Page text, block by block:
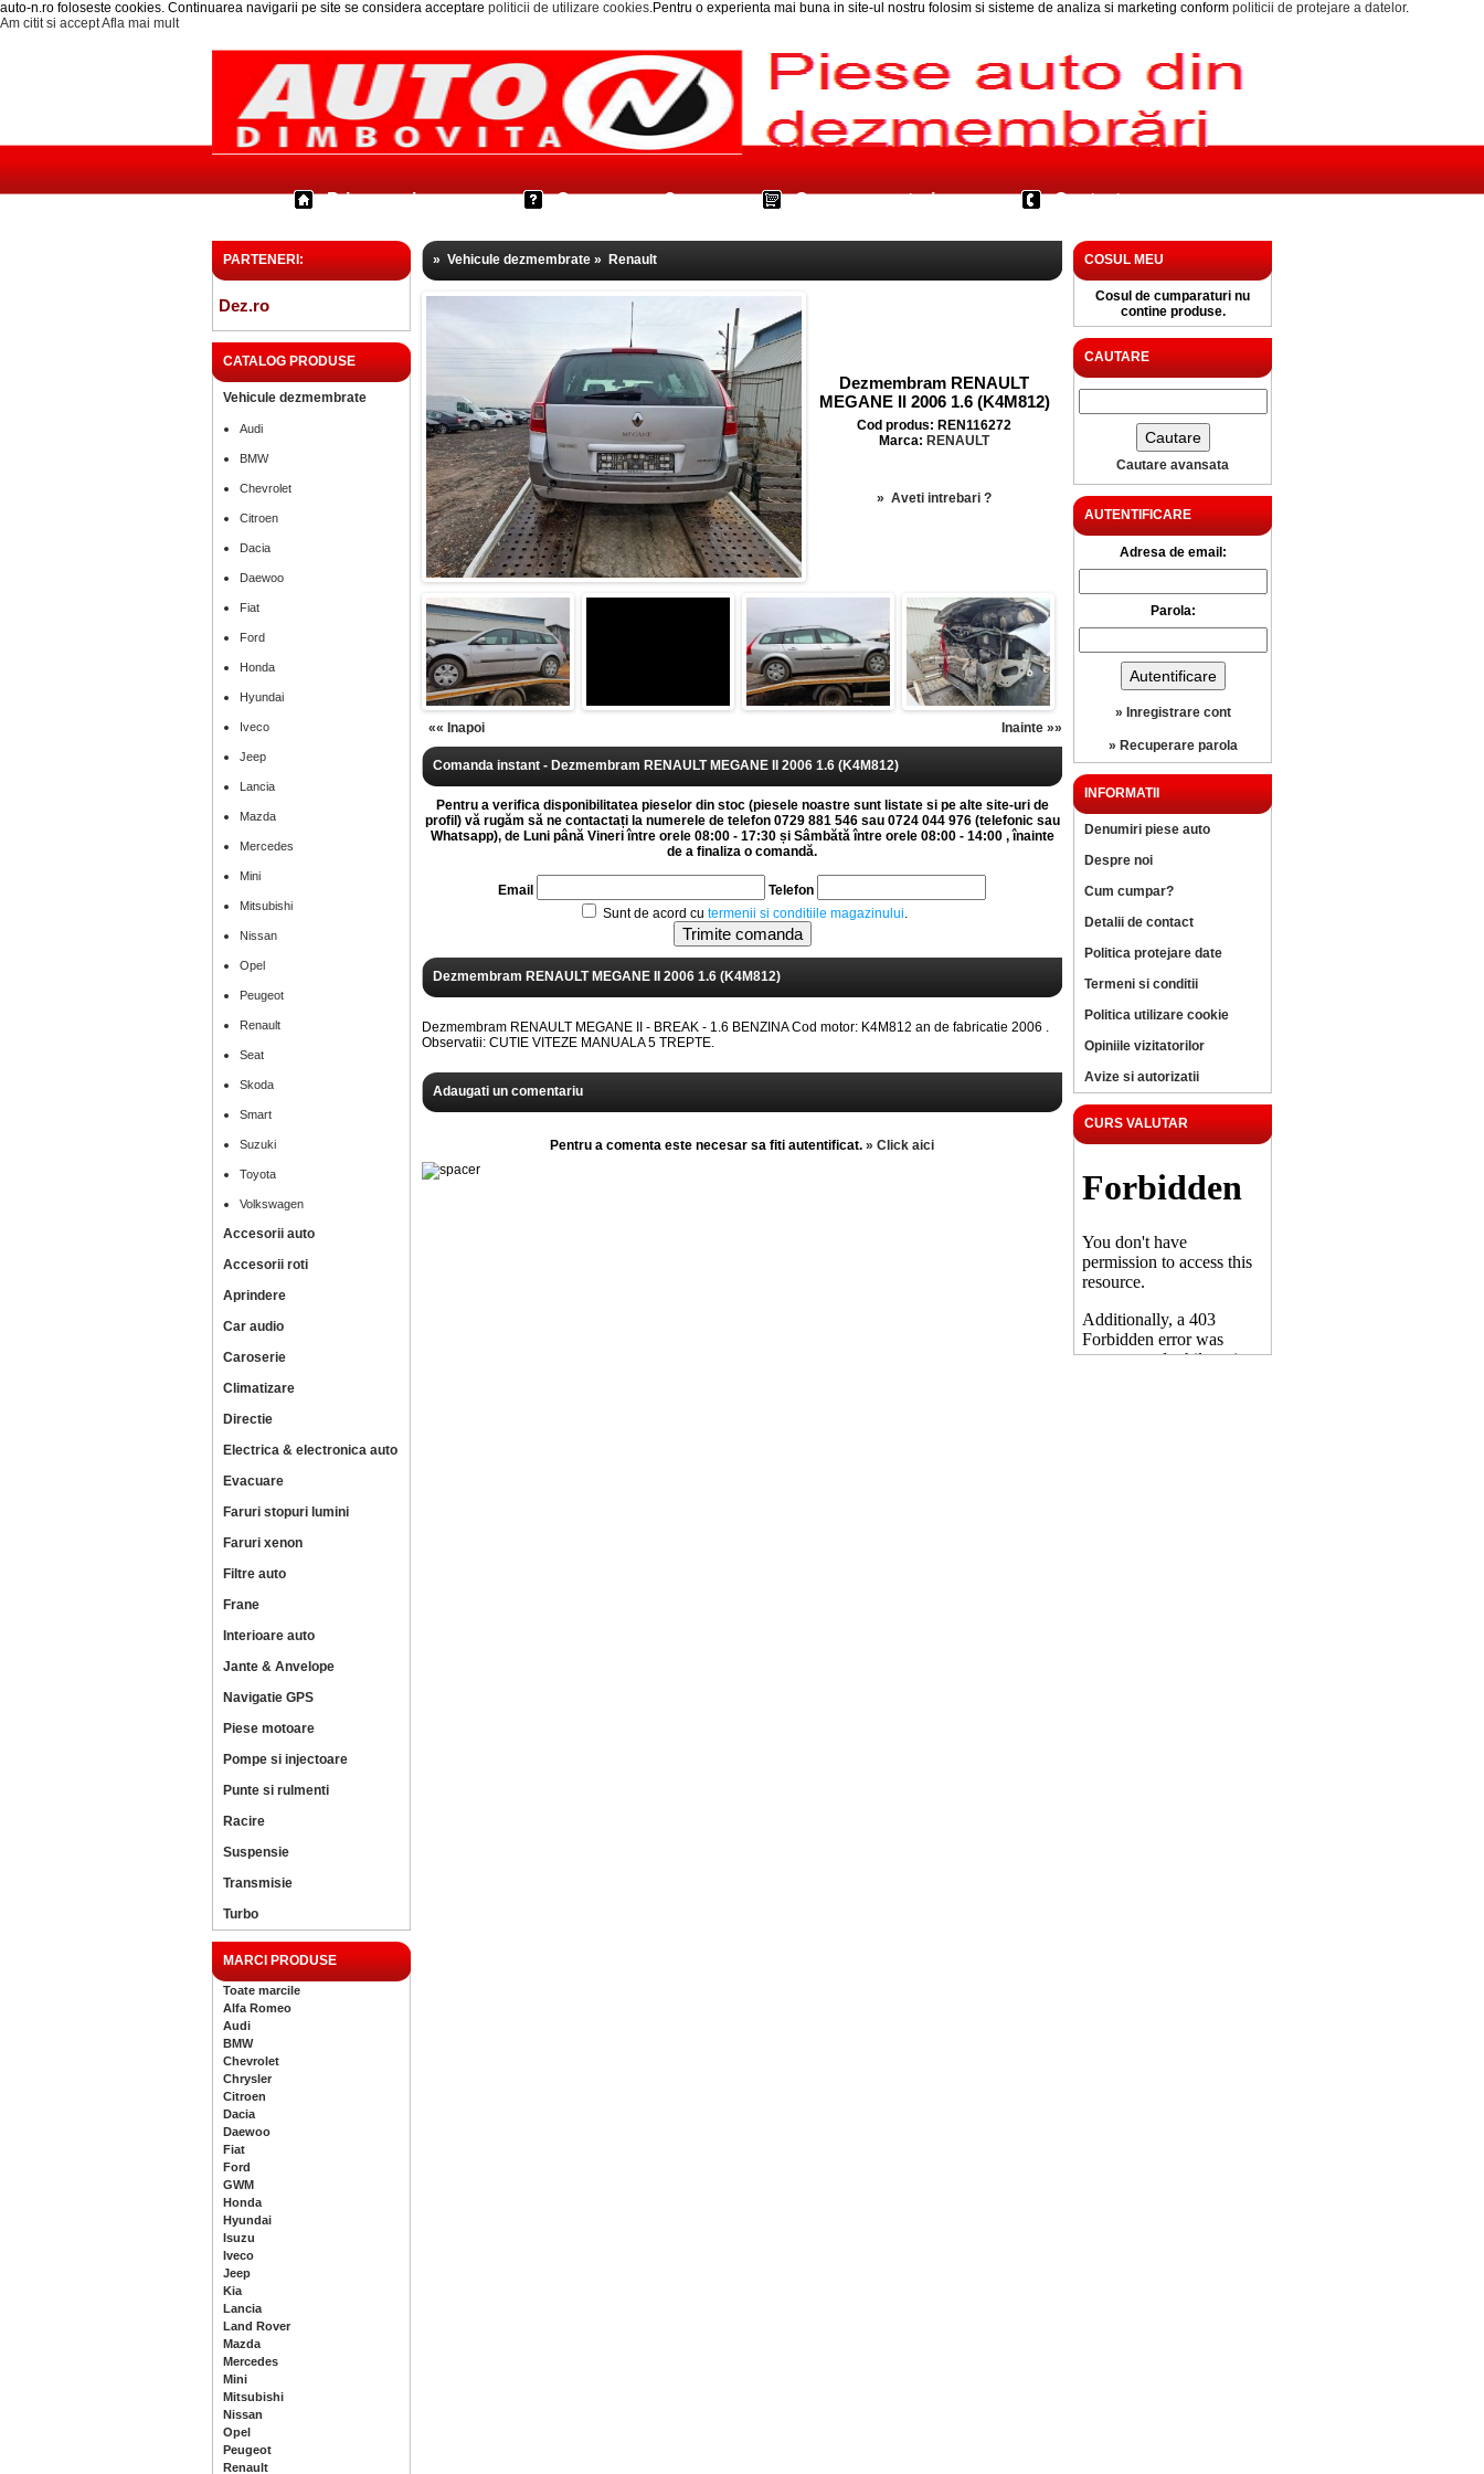
auto-n.ro foloseste cookies. Continuarea navigarii pe site se considera acceptare politicii de utilizare cookies.Pentru o experienta mai buna in site-ul nostru folosim si sisteme de analiza si marketing conform politicii de protejare a datelor.
Am citit si acceptAfla mai mult
Prima pagina Cum cumpar? Cos cumparaturi Contact
PARTENERI:
Dez.ro
CATALOG PRODUSE
Vehicule dezmembrate
Audi
BMW
Chevrolet
Citroen
Dacia
Daewoo
Fiat
Ford
Honda
Hyundai
Iveco
Jeep
Lancia
Mazda
Mercedes
Mini
Mitsubishi
Nissan
Opel
Peugeot
Renault
Seat
Skoda
Smart
Suzuki
Toyota
Volkswagen
Accesorii auto
Accesorii roti
Aprindere
Car audio
Caroserie
Climatizare
Directie
Electrica & electronica auto
Evacuare
Faruri stopuri lumini
Faruri xenon
Filtre auto
Frane
Interioare auto
Jante & Anvelope
Navigatie GPS
Piese motoare
Pompe si injectoare
Punte si rulmenti
Racire
Suspensie
Transmisie
Turbo
MARCI PRODUSE
Toate marcile
Alfa Romeo
Audi
BMW
Chevrolet
Chrysler
Citroen
Dacia
Daewoo
Fiat
Ford
GWM
Honda
Hyundai
Isuzu
Iveco
Jeep
Kia
Lancia
Land Rover
Mazda
Mercedes
Mini
Mitsubishi
Nissan
Opel
Peugeot
Renault
» Vehicule dezmembrate » Renault
Dezmembram RENAULT
MEGANE II 2006 1.6 (K4M812)
Cod produs: REN116272
Marca: RENAULT
» Aveti intrebari ?
«« Inapoi Inainte »»
Comanda instant - Dezmembram RENAULT MEGANE II 2006 1.6 (K4M812)
Pentru a verifica disponibilitatea pieselor din stoc (piesele noastre sunt listate si pe alte site-uri de
profil) vă rugăm să ne contactați la numerele de telefon 0729 881 546 sau 0724 044 976 (telefonic sau
Whatsapp), de Luni până Vineri între orele 08:00 - 17:30 și Sâmbătă între orele 08:00 - 14:00 , înainte
de a finaliza o comandă.
Email
Telefon
Sunt de acord cu termenii si conditiile magazinului.
Dezmembram RENAULT MEGANE II 2006 1.6 (K4M812)
Dezmembram RENAULT MEGANE II - BREAK - 1.6 BENZINA Cod motor: K4M812 an de fabricatie 2006 .
Observatii: CUTIE VITEZE MANUALA 5 TREPTE.
Adaugati un comentariu
Pentru a comenta este necesar sa fiti autentificat. » Click aici
COSUL MEU
Cosul de cumparaturi nu
contine produse.
CAUTARE
Cautare avansata
AUTENTIFICARE
Adresa de email:
Parola:
» Inregistrare cont
» Recuperare parola
INFORMATII
Denumiri piese auto
Despre noi
Cum cumpar?
Detalii de contact
Politica protejare date
Termeni si conditii
Politica utilizare cookie
Opiniile vizitatorilor
Avize si autorizatii
CURS VALUTAR